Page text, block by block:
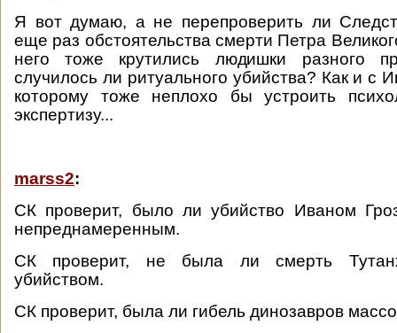
Я вот думаю, а не перепроверить ли
еще раз обстоятельства смерти Петра
него тоже крутились людишки разного
случилось ли ритуального убийства? Как и с
которому тоже неплохо бы устроить
экспертизу...
marss2:
СК проверит, было ли убийство Иваном
непреднамеренным.
СК проверит, не была ли смерть
убийством.
СК проверит, была ли гибель динозавров